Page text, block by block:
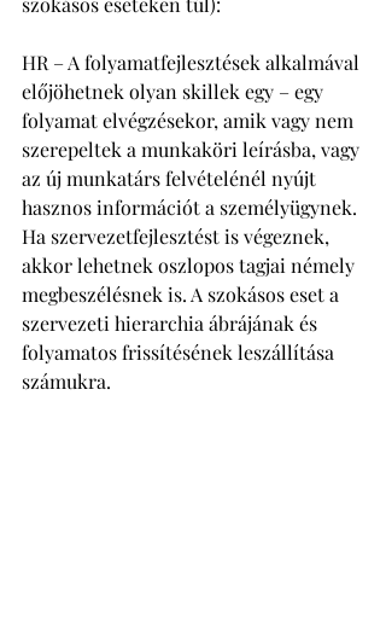
HR – A folyamatfejlesztések alkalmával
előjöhetnek olyan skillek egy – egy
folyamat elvégzésekor, amik vagy nem
szerepeltek a munkaköri leírásba, vagy
az új munkatárs felvételénél nyújt
hasznos információt a személyügynek.
Ha szervezetfejlesztést is végeznek,
akkor lehetnek oszlopos tagjai némely
megbeszélésnek is. A szokásos eset a
szervezeti hierarchia ábrájának és
folyamatos frissítésének leszállítása
számukra.